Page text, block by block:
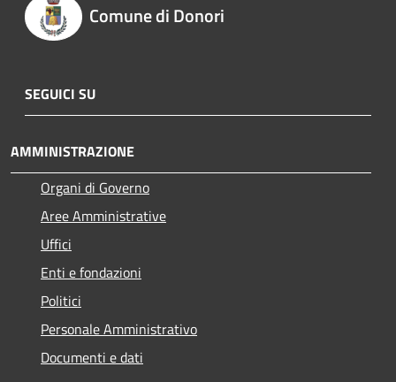
Comune di Donori
SEGUICI SU
AMMINISTRAZIONE
Organi di Governo
Aree Amministrative
Uffici
Enti e fondazioni
Politici
Personale Amministrativo
Documenti e dati